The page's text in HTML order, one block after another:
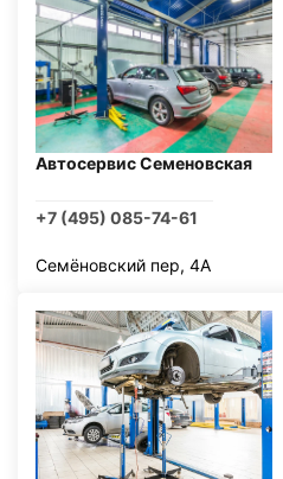
Автосервис Семеновская
+7 (495) 085-74-61
Семёновский пер, 4А